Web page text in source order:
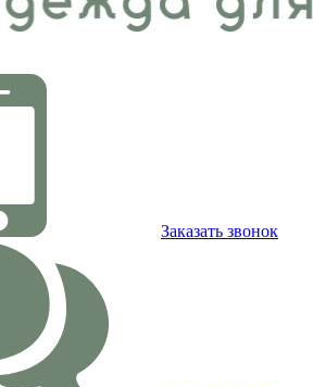
Заказать звонок